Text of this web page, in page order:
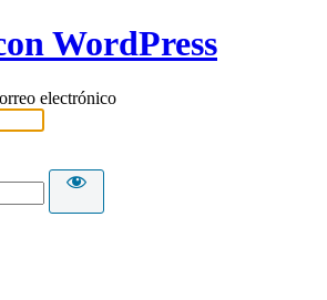
WordPress
electrónico